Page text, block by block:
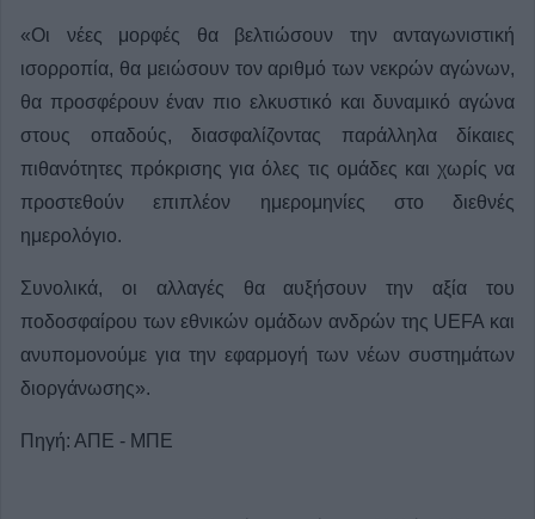
«Οι νέες μορφές θα βελτιώσουν την ανταγωνιστική
ισορροπία, θα μειώσουν τον αριθμό των νεκρών αγώνων,
θα προσφέρουν έναν πιο ελκυστικό και δυναμικό αγώνα
στους οπαδούς, διασφαλίζοντας παράλληλα δίκαιες
πιθανότητες πρόκρισης για όλες τις ομάδες και χωρίς να
προστεθούν επιπλέον ημερομηνίες στο διεθνές
ημερολόγιο.
Συνολικά, οι αλλαγές θα αυξήσουν την αξία του
ποδοσφαίρου των εθνικών ομάδων ανδρών της UEFA και
ανυπομονούμε για την εφαρμογή των νέων συστημάτων
διοργάνωσης».
Πηγή: ΑΠΕ - ΜΠΕ